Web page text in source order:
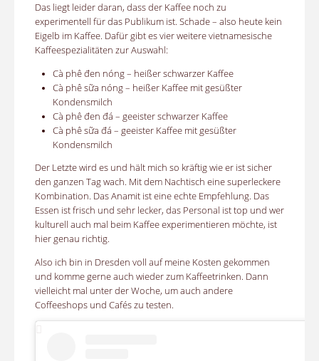
Das liegt leider daran, dass der Kaffee noch zu
experimentell für das Publikum ist. Schade – also heute kein
Eigelb im Kaffee. Dafür gibt es vier weitere vietnamesische
Kaffeespezialitäten zur Auswahl:
Cà phê đen nóng – heißer schwarzer Kaffee
Cà phê sữa nóng – heißer Kaffee mit gesüßter
Kondensmilch
Cà phê đen đá – geeister schwarzer Kaffee
Cà phê sữa đá – geeister Kaffee mit gesüßter
Kondensmilch
Der Letzte wird es und hält mich so kräftig wie er ist sicher
den ganzen Tag wach. Mit dem Nachtisch eine superleckere
Kombination. Das Anamit ist eine echte Empfehlung. Das
Essen ist frisch und sehr lecker, das Personal ist top und wer
kulturell auch mal beim Kaffee experimentieren möchte, ist
hier genau richtig.
Also ich bin in Dresden voll auf meine Kosten gekommen
und komme gerne auch wieder zum Kaffeetrinken. Dann
vielleicht mal unter der Woche, um auch andere
Coffeeshops und Cafés zu testen.